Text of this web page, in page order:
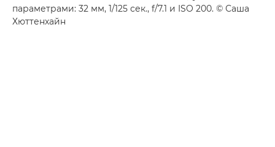
параметрами: 32 мм, 1/125 сек., f/7.1 и ISO 200. © Саша
Хюттенхайн